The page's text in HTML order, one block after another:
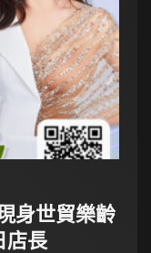
身世貿樂齡
店長